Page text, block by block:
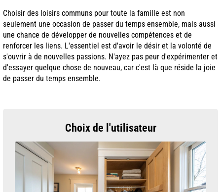
Choisir des loisirs communs pour toute la famille est non
seulement une occasion de passer du temps ensemble, mais aussi
une chance de développer de nouvelles compétences et de
renforcer les liens. L'essentiel est d'avoir le désir et la volonté de
s'ouvrir à de nouvelles passions. N'ayez pas peur d'expérimenter et
d'essayer quelque chose de nouveau, car c'est là que réside la joie
de passer du temps ensemble.
Choix de l'utilisateur